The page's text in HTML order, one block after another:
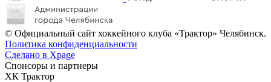
© Официальный сайт хоккейного клуба «Трактор» Челябинск.
Политика конфиденциальности
Сделано в Xpage
Спонсоры и партнеры
ХК Трактор